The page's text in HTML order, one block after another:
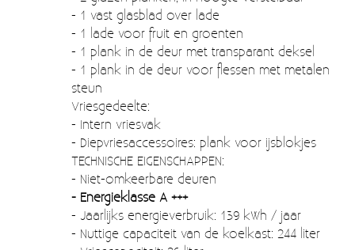
EINDE REEKSEN
- 1 vast glasblad over lade
- 1 lade voor fruit en groenten
- 1 plank in de deur met transparant deksel
- 1 plank in de deur voor flessen met metalen
steun
Vriesgedeelte:
- Intern vriesvak
- Diepvriesaccessoires: plank voor ijsblokjes
TECHNISCHE EIGENSCHAPPEN:
- Niet-omkeerbare deuren
- Energieklasse A +++
- Jaarlijks energieverbruik: 139 kWh / jaar
- Nuttige capaciteit van de koelkast: 244 liter